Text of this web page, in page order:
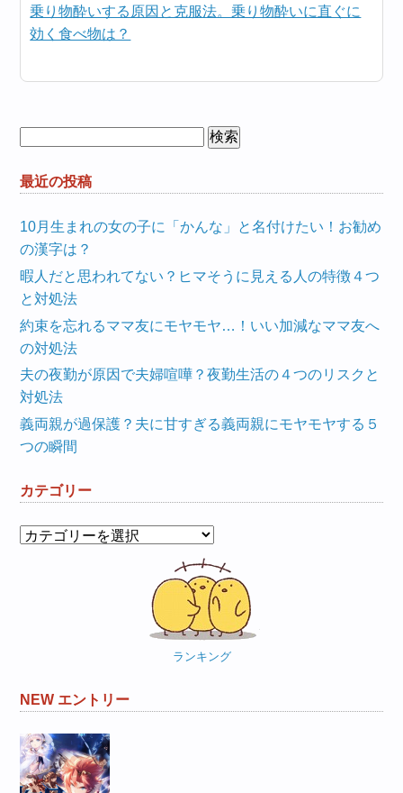
乗り物酔いする原因と克服法。乗り物酔いに直ぐに
効く食べ物は？
最近の投稿
10月生まれの女の子に「かんな」と名付けたい！お勧め
の漢字は？
暇人だと思われてない？ヒマそうに見える人の特徴４つ
と対処法
約束を忘れるママ友にモヤモヤ…！いい加減なママ友へ
の対処法
夫の夜勤が原因で夫婦喧嘩？夜勤生活の４つのリスクと
対処法
義両親が過保護？夫に甘すぎる義両親にモヤモヤする５
つの瞬間
カテゴリー
カ
ランキング
NEW エントリー